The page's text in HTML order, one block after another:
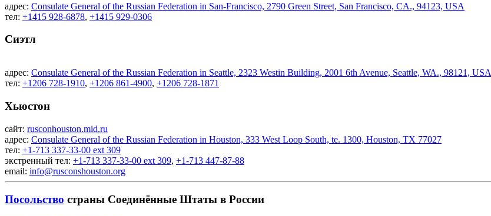
адрес: Consulate General of the Russian Federation in San-Francisco, 2790 Green Street, San Francisco, CA., 94123, USA
тел: +1415 928-6878, +1415 929-0306
Сиэтл
адрес: Consulate General of the Russian Federation in Seattle, 2323 Westin Building, 2001 6th Avenue, Seattle, WA., 98121, USA
тел: +1206 728-1910, +1206 861-4900, +1206 728-1871
Хьюстон
сайт: rusconhouston.mid.ru
адрес: Consulate General of the Russian Federation in Houston, 333 West Loop South, te. 1300, Houston, TX 77027
тел: +1-713 337-33-00 ext 309
экстренный тел: +1-713 337-33-00 ext 309, +1-713 447-87-88
email: info@rusconshouston.org
Посольство страны Соединённые Штаты в России